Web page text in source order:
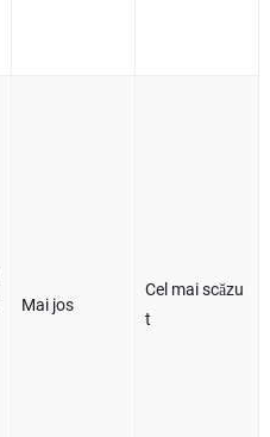
Mai jos
Cel mai scăzu
t